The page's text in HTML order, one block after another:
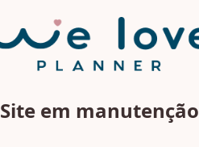
Site em manutenção